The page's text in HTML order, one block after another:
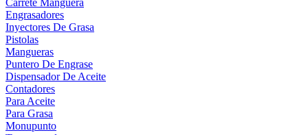
Carrete Manguera
Engrasadores
Inyectores De Grasa
Pistolas
Mangueras
Puntero De Engrase
Dispensador De Aceite
Contadores
Para Aceite
Para Grasa
Monupunto